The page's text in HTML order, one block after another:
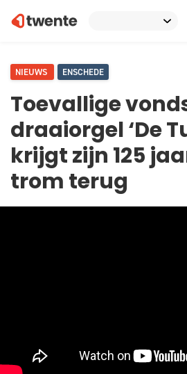
NIEUWS ENSCHEDE
Toevallige
draaiorgel ‘De
krijgt zijn 125
trom terug